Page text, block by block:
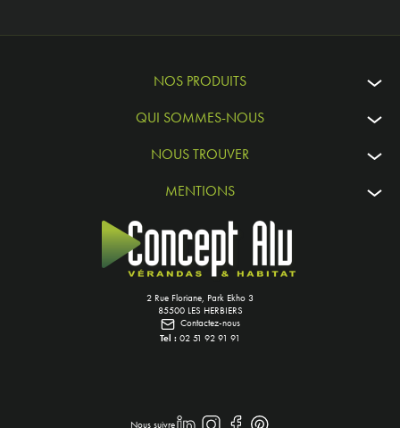
NOS PRODUITS
QUI SOMMES-NOUS
NOUS TROUVER
MENTIONS
2 Rue Floriane, Park Ekho 3
85500 LES HERBIERS
Contactez-nous
Tel : 02 51 92 91 91
Nous suivre